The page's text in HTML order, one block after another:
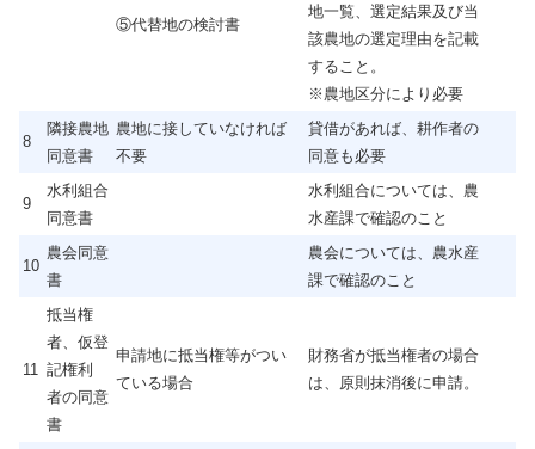
⑤代替地の検討書
地一覧、選定結果及び当
該農地の選定理由を記載
すること。
※農地区分により必要
8
隣接農地
同意書
農地に接していなければ
不要
貸借があれば、耕作者の
同意も必要
9
水利組合
同意書
水利組合については、農
水産課で確認のこと
10
農会同意
書
農会については、農水産
課で確認のこと
11
抵当権
者、仮登
記権利
者の同意
書
申請地に抵当権等がつい
ている場合
財務省が抵当権者の場合
は、原則抹消後に申請。